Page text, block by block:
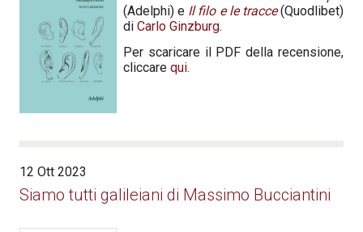
(Adelphi) e Il filo e le tracce (Quodlibet)
di Carlo Ginzburg.
Per scaricare il PDF della recensione,
cliccare qui.
12 Ott 2023
Siamo tutti galileiani di Massimo Bucciantini